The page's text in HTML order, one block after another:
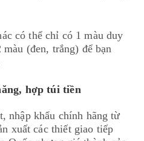
có thể chỉ có 1 màu duy
(đen, trắng) để bạn
hợp túi tiền
nhập khẩu chính hãng từ
xuất các thiết giao tiếp